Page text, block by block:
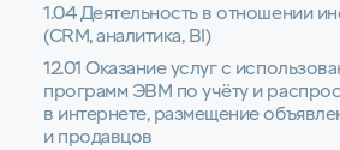
1.04 Деятельность в отношении
(CRM, аналитика, BI)
12.01 Оказание услуг с
программ ЭВМ по учёту и
в интернете, размещение
и продавцов